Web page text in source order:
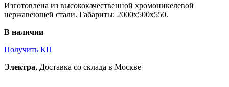
Изготовлена из высококачественной хромоникелевой
нержавеющей стали. Габариты: 2000х500х550.
В наличии
Получить КП
Электра, Доставка со склада в Москве